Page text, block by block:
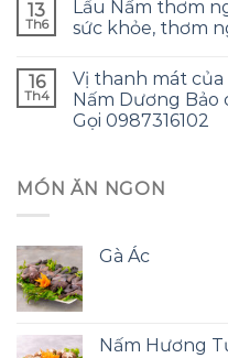
13
Th6
Lẩu Nấm thơm
sức khỏe, thơm
16
Th4
Vị thanh mát của
Nấm Dương Bảo
Gọi 0987316102
MÓN ĂN NGON
Gà Ác
Nấm Hương